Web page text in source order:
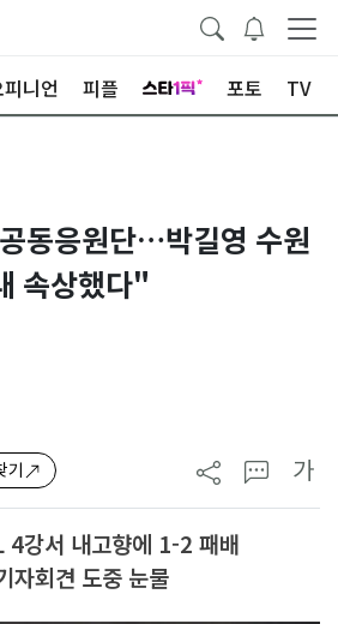
니언 피플 포토 TV
동응원단…박길영 수원
속상했다"
기 가
4강서 내고향에 1-2 패배
자회견 도중 눈물